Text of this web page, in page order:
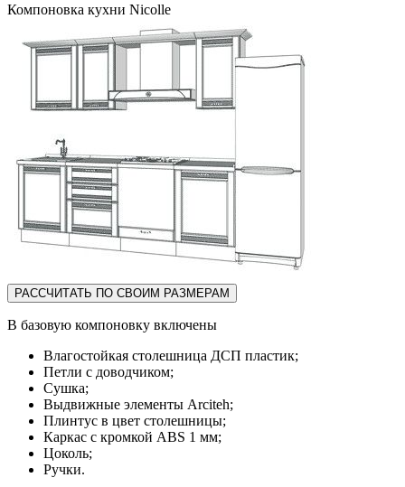
Компоновка кухни Nicolle
РАССЧИТАТЬ ПО СВОИМ РАЗМЕРАМ
В базовую компоновку включены
Влагостойкая столешница ДСП пластик;
Петли с доводчиком;
Сушка;
Выдвижные элементы Arciteh;
Плинтус в цвет столешницы;
Каркас с кромкой ABS 1 мм;
Цоколь;
Ручки.